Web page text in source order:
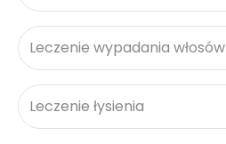
Leczenie wypadania włosów
Leczenie łysienia